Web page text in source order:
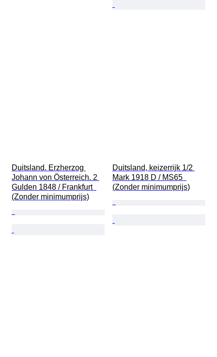
Duitsland. Erzherzog
Johann von Österreich. 2
Gulden 1848 / Frankfurt
(Zonder minimumprijs)
Duitsland, keizerrijk 1/2
Mark 1918 D / MS65
(Zonder minimumprijs)